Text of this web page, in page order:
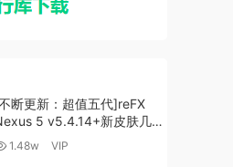
断更新：超值五代]reFX
5 v5.4.14+新皮肤几十
+原厂+全套扩展+教程
1.48w VIP